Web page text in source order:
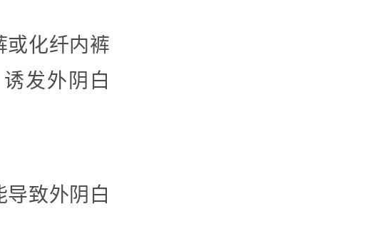
或化纤内裤
发外阴白
致外阴白